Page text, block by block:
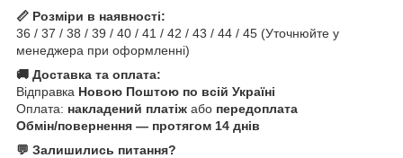
📏 Розміри в наявності:
36 / 37 / 38 / 39 / 40 / 41 / 42 / 43 / 44 / 45 (Уточнюйте у
менеджера при оформленні)
🚚 Доставка та оплата:
Відправка Новою Поштою по всій Україні
Оплата: накладений платіж або передоплата
Обмін/повернення — протягом 14 днів
💬 Залишились питання?